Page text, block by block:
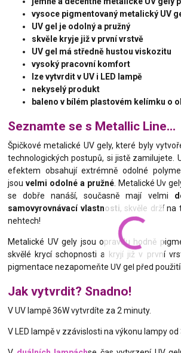
vysoce pigmentovaný metalický UV
UV gel je odolný a pružný
skvěle kryje již v první vrstvě
UV gel má středně hustou viskozitu
vysoký pracovní komfort
lze vytvrdit v UV i LED lampě
nekyselý produkt
baleno v bílém plastovém kelímku o
Seznamte se s Metallic Line...
Špičkové metalické UV gely, které byly
technologických postupů, si jistě zamilujete.
efektem obsahují extrémně odolné
jsouvelmi odolné a pružné. Metalické Uv
se dobře nanáší, současně mají velmi
samovyrovnávací vlastnosti, skvěle drží na
nehtech!
Metalické UV gely jsou opravdu hodně
skvělé krycí schopnosti a kryjí již v první
pigmentace nezapomeňte UV gel před
Jak vytvrdit? Snadno!
V UV lampě 36W vytvrdíte za 2 minuty.
V LED lampě v zzávislosti na výkonu lampy od